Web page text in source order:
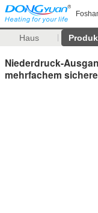
Haus
Niederdruck-
mehrfachem